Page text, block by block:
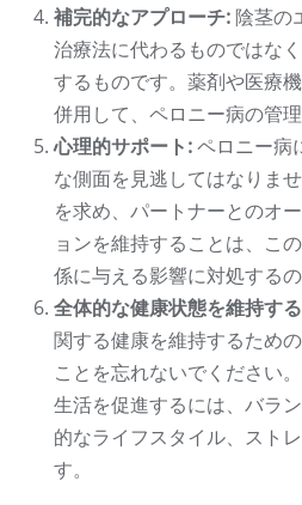
補完的なアプローチ:陰茎の
治療法に代わるものではな
するものです。薬剤や医療
併用して、ペロニー病の管理
心理的サポート:ペロニー病
な側面を見逃してはなりま
を求め、パートナーとのオ
ョンを維持することは、こ
係に与える影響に対処するの
全体的な健康状態を維持す
関する健康を維持するため
ことを忘れないでください
生活を促進するには、バラ
的なライフスタイル、スト
す。